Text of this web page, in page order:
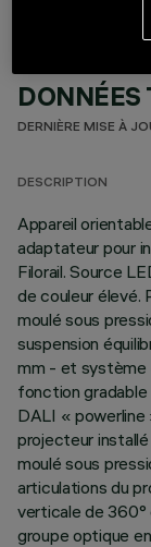
DONNÉES
DERNIÈRE MISE À
DESCRIPTION
Appareil
adaptateur pour
Filorail. Source
de couleur élevé.
moulé sous
suspension
mm - et système
fonction
DALI « powerline
projecteur installé
moulé sous
articulations du
verticale de 360°
groupe optique